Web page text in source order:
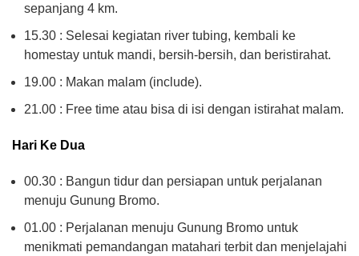
sepanjang 4 km.
15.30 : Selesai kegiatan river tubing, kembali ke
homestay untuk mandi, bersih-bersih, dan beristirahat.
19.00 : Makan malam (include).
21.00 : Free time atau bisa di isi dengan istirahat malam.
Hari Ke Dua
00.30 : Bangun tidur dan persiapan untuk perjalanan
menuju Gunung Bromo.
01.00 : Perjalanan menuju Gunung Bromo untuk
menikmati pemandangan matahari terbit dan menjelajahi